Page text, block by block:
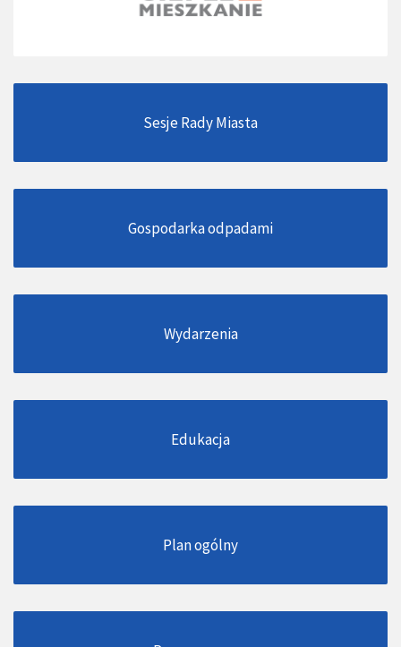
Sesje Rady Miasta
Gospodarka odpadami
Wydarzenia
Edukacja
Plan ogólny